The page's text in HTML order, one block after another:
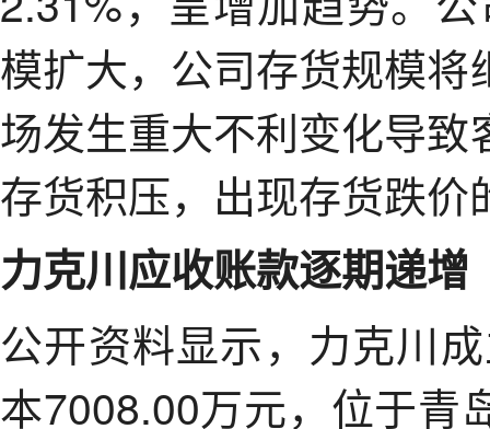
模扩大，公司存货规模
场发生重大不利变化导
存货积压，出现存货跌价
力克川应收账款逐期递增
公开资料显示，力克川
本7008.00万元，位于青